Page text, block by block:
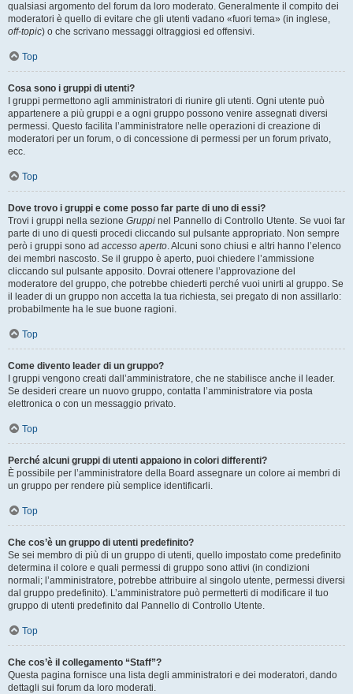
qualsiasi argomento del forum da loro moderato. Generalmente il compito dei
moderatori è quello di evitare che gli utenti vadano «fuori tema» (in inglese,
off-topic) o che scrivano messaggi oltraggiosi ed offensivi.
Top
Cosa sono i gruppi di utenti?
I gruppi permettono agli amministratori di riunire gli utenti. Ogni utente può
appartenere a più gruppi e a ogni gruppo possono venire assegnati diversi
permessi. Questo facilita l’amministratore nelle operazioni di creazione di
moderatori per un forum, o di concessione di permessi per un forum privato,
ecc.
Top
Dove trovo i gruppi e come posso far parte di uno di essi?
Trovi i gruppi nella sezione Gruppi nel Pannello di Controllo Utente. Se vuoi far
parte di uno di questi procedi cliccando sul pulsante appropriato. Non sempre
però i gruppi sono ad accesso aperto. Alcuni sono chiusi e altri hanno l’elenco
dei membri nascosto. Se il gruppo è aperto, puoi chiedere l’ammissione
cliccando sul pulsante apposito. Dovrai ottenere l’approvazione del
moderatore del gruppo, che potrebbe chiederti perché vuoi unirti al gruppo. Se
il leader di un gruppo non accetta la tua richiesta, sei pregato di non assillarlo:
probabilmente ha le sue buone ragioni.
Top
Come divento leader di un gruppo?
I gruppi vengono creati dall’amministratore, che ne stabilisce anche il leader.
Se desideri creare un nuovo gruppo, contatta l’amministratore via posta
elettronica o con un messaggio privato.
Top
Perché alcuni gruppi di utenti appaiono in colori differenti?
È possibile per l’amministratore della Board assegnare un colore ai membri di
un gruppo per rendere più semplice identificarli.
Top
Che cos’è un gruppo di utenti predefinito?
Se sei membro di più di un gruppo di utenti, quello impostato come predefinito
determina il colore e quali permessi di gruppo sono attivi (in condizioni
normali; l’amministratore, potrebbe attribuire al singolo utente, permessi diversi
dal gruppo predefinito). L’amministratore può permetterti di modificare il tuo
gruppo di utenti predefinito dal Pannello di Controllo Utente.
Top
Che cos’è il collegamento “Staff”?
Questa pagina fornisce una lista degli amministratori e dei moderatori, dando
dettagli sui forum da loro moderati.